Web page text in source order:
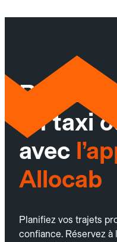
un taxi
avec
Allocab
Planifiez vos trajets
confiance. Réservez à